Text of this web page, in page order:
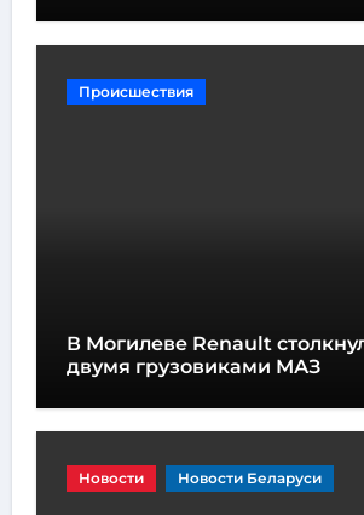
Происшествия
В Могилеве Renault
двумя грузовиками МАЗ
Новости Новости Беларуси